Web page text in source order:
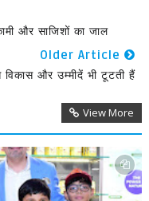
और साजिशों का जाल
Older Article
और उम्मीदें भी टूटती हैं
View More